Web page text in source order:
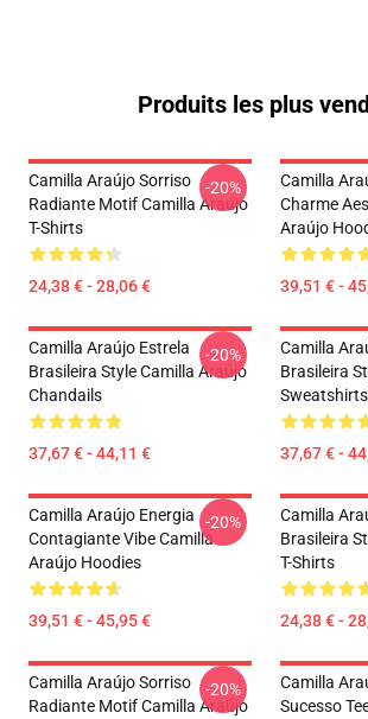
Produits les plus
Camilla Araújo Sorriso
Radiante Motif Camilla Araújo
T-Shirts
24,38 € - 28,06 €
-20%
Camilla
Charme
Araújo
39,51 € -
Camilla Araújo Estrela
Brasileira Style Camilla Araújo
Chandails
37,67 € - 44,11 €
-20%
Camilla
Brasileira
Sweatshirts
37,67 € -
Camilla Araújo Energia
Contagiante Vibe Camilla
Araújo Hoodies
39,51 € - 45,95 €
-20%
Camilla
Brasileira
T-Shirts
24,38 € -
Camilla Araújo Sorriso
Radiante Motif Camilla Araújo
-20%
Camilla
Sucesso